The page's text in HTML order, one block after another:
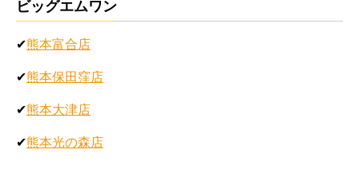
ビッグエムワン
✔熊本富合店
✔熊本保田窪店
✔熊本大津店
✔熊本光の森店